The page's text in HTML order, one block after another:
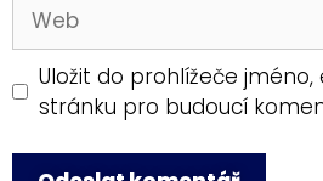
Uložit do prohlížeče
stránku pro budoucí